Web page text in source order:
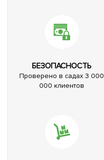
БЕЗОПАСНОСТЬ
Проверено в садах 3 000
000 клиентов